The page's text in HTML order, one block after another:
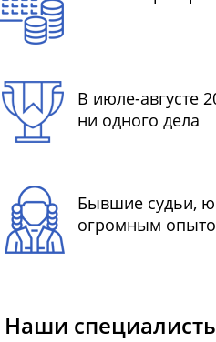
В июле-августе
ни одного дела
Бывшие судьи,
огромным
Наши